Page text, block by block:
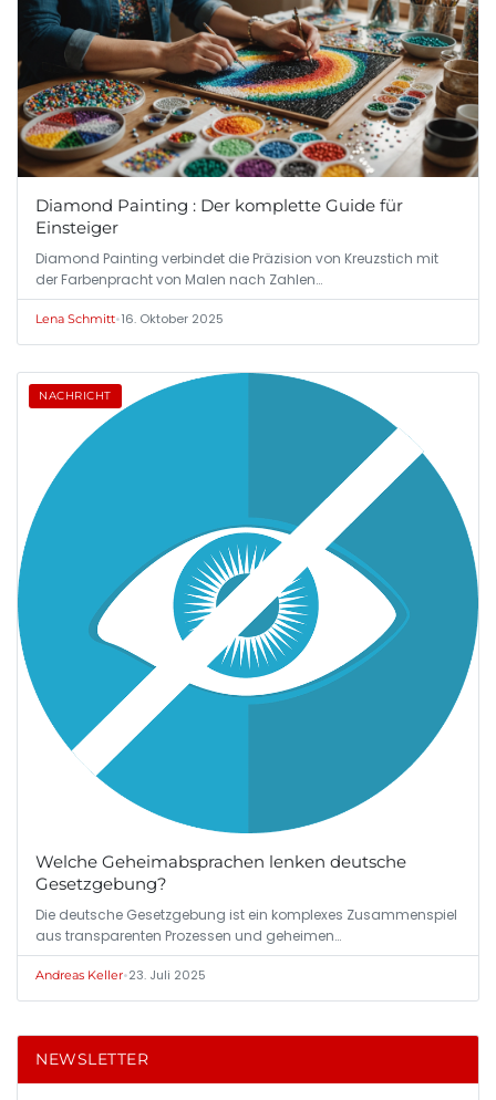
Diamond Painting : Der komplette Guide für
Einsteiger
Diamond Painting verbindet die Präzision von Kreuzstich mit
der Farbenpracht von Malen nach Zahlen…
Lena Schmitt•16. Oktober 2025
NACHRICHT
Welche Geheimabsprachen lenken deutsche
Gesetzgebung?
Die deutsche Gesetzgebung ist ein komplexes Zusammenspiel
aus transparenten Prozessen und geheimen…
Andreas Keller•23. Juli 2025
NEWSLETTER